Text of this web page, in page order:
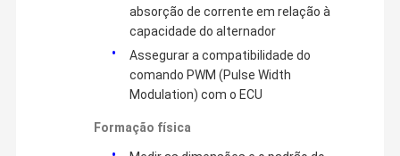
absorção de corrente em relação à
capacidade do alternador
Assegurar a compatibilidade do
comando PWM (Pulse Width
Modulation) com o ECU
Formação física